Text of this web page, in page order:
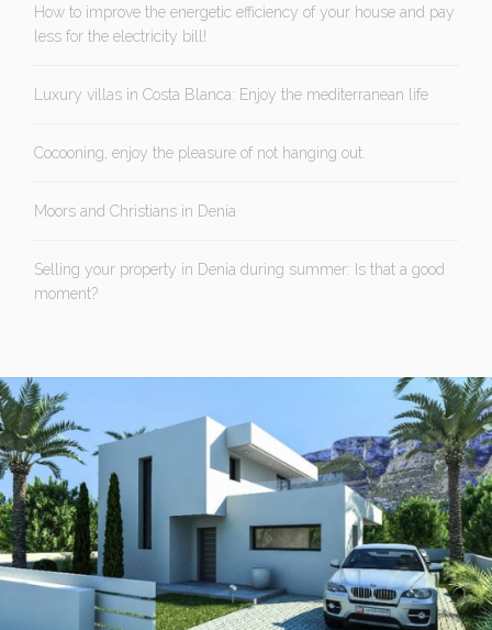
How to improve the energetic efficiency of your house and pay
less for the electricity bill!
Luxury villas in Costa Blanca: Enjoy the mediterranean life
Cocooning, enjoy the pleasure of not hanging out.
Moors and Christians in Denia
Selling your property in Denia during summer: Is that a good
moment?